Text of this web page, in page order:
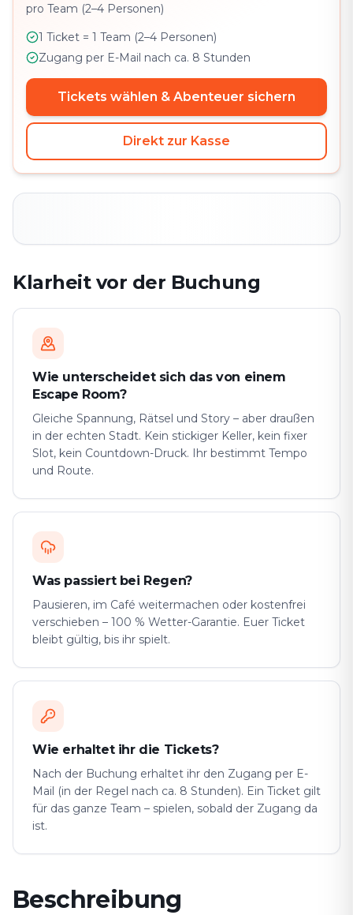
pro Team (2–4 Personen)
1 Ticket = 1 Team (2–4 Personen)
Zugang per E-Mail nach ca. 8 Stunden
Tickets wählen & Abenteuer sichern
Direkt zur Kasse
Klarheit vor der Buchung
Wie unterscheidet sich das von einem
Escape Room?
Gleiche Spannung, Rätsel und Story – aber draußen
in der echten Stadt. Kein stickiger Keller, kein fixer
Slot, kein Countdown-Druck. Ihr bestimmt Tempo
und Route.
Was passiert bei Regen?
Pausieren, im Café weitermachen oder kostenfrei
verschieben – 100 % Wetter-Garantie. Euer Ticket
bleibt gültig, bis ihr spielt.
Wie erhaltet ihr die Tickets?
Nach der Buchung erhaltet ihr den Zugang per E-
Mail (in der Regel nach ca. 8 Stunden). Ein Ticket gilt
für das ganze Team – spielen, sobald der Zugang da
ist.
Beschreibung